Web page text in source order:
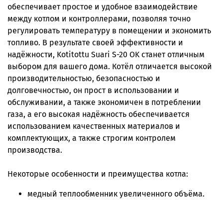
обеспечивает простое и удобное взаимодействие
между котлом и контроллерами, позволяя точно
регулировать температуру в помещении и экономить
топливо. В результате своей эффективности и
надёжности, Kotitottu Suari S-20 OK станет отличным
выбором для вашего дома. Котёл отличается высокой
производительностью, безопасностью и
долговечностью, он прост в использовании и
обслуживании, а также экономичен в потреблении
газа, а его высокая надёжность обеспечивается
использованием качественных материалов и
комплектующих, а также строгим контролем
производства.
Некоторые особенности и преимущества котла:
медный теплообменник увеличенного объёма.